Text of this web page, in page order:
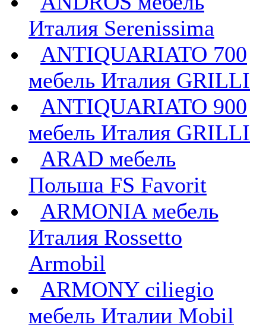
Италия Serenissima
ANTIQUARIATO 700
мебель Италия GRILLI
ANTIQUARIATO 900
мебель Италия GRILLI
ARAD мебель
Польша FS Favorit
ARMONIA мебель
Италия Rossetto
Armobil
ARMONY ciliegio
мебель Италии Mobil